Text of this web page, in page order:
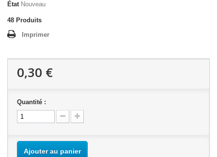
État Nouveau
48 Produits
Imprimer
0,30 €
Quantité :
Ajouter au panier